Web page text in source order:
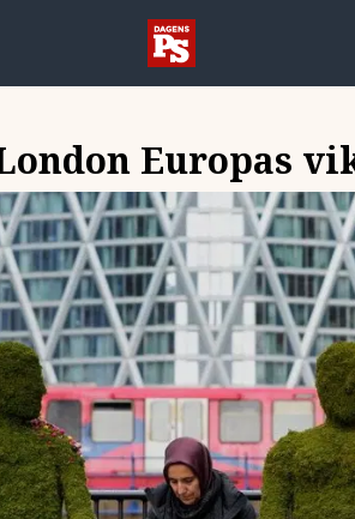
Europas